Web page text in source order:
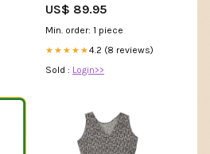
Compact with Rail
US$ 89.95
Min. order: 1 piece
★★★★★4.2 (8 reviews)
Sold : Login>>